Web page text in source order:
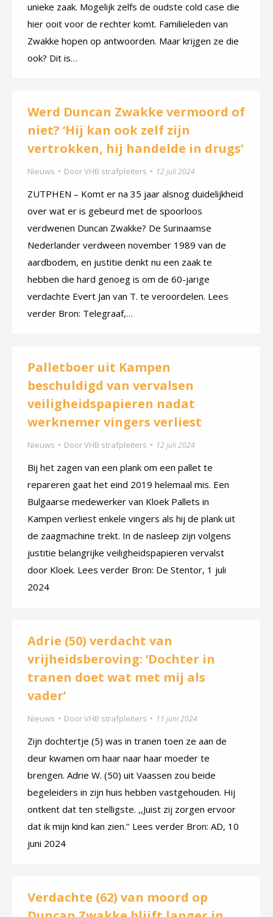
unieke zaak. Mogelijk zelfs de oudste cold case die
hier ooit voor de rechter komt. Familieleden van
Zwakke hopen op antwoorden. Maar krijgen ze die
ook? Dit is…
Werd Duncan Zwakke vermoord of
niet? ‘Hij kan ook zelf zijn
vertrokken, hij handelde in drugs’
Nieuws DoorVHB strafpleiters 12 juli 2024
ZUTPHEN – Komt er na 35 jaar alsnog duidelijkheid
over wat er is gebeurd met de spoorloos
verdwenen Duncan Zwakke? De Surinaamse
Nederlander verdween november 1989 van de
aardbodem, en justitie denkt nu een zaak te
hebben die hard genoeg is om de 60-jarige
verdachte Evert Jan van T. te veroordelen. Lees
verder Bron: Telegraaf,…
Palletboer uit Kampen
beschuldigd van vervalsen
veiligheidspapieren nadat
werknemer vingers verliest
Nieuws DoorVHB strafpleiters 12 juli 2024
Bij het zagen van een plank om een pallet te
repareren gaat het eind 2019 helemaal mis. Een
Bulgaarse medewerker van Kloek Pallets in
Kampen verliest enkele vingers als hij de plank uit
de zaagmachine trekt. In de nasleep zijn volgens
justitie belangrijke veiligheidspapieren vervalst
door Kloek. Lees verder Bron: De Stentor, 1 juli
2024
Adrie (50) verdacht van
vrijheidsberoving: ‘Dochter in
tranen doet wat met mij als
vader’
Nieuws DoorVHB strafpleiters 11 juni 2024
Zijn dochtertje (5) was in tranen toen ze aan de
deur kwamen om haar naar haar moeder te
brengen. Adrie W. (50) uit Vaassen zou beide
begeleiders in zijn huis hebben vastgehouden. Hij
ontkent dat ten stelligste. ,,Juist zij zorgen ervoor
dat ik mijn kind kan zien.’’ Lees verder Bron: AD, 10
juni 2024
Verdachte (62) van moord op